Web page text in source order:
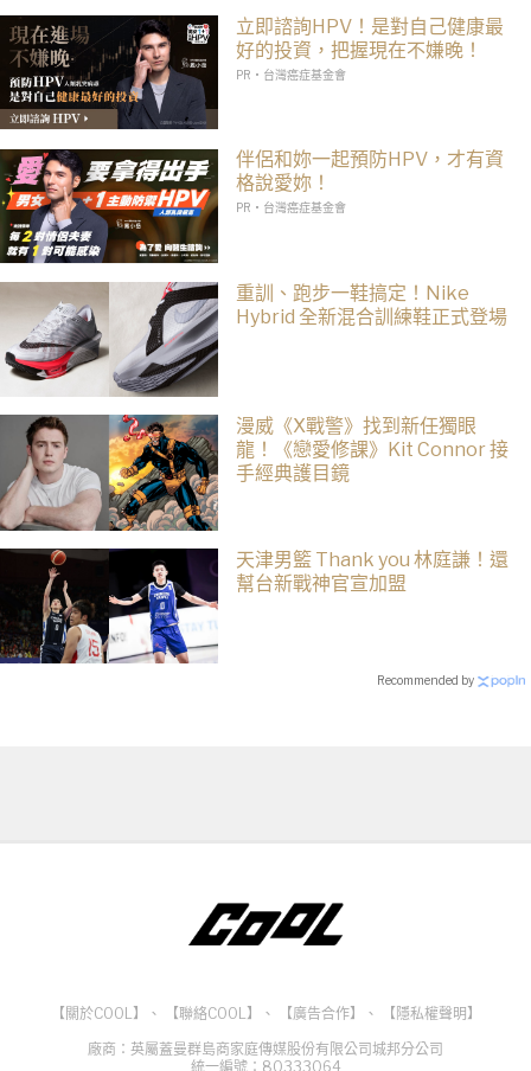
立即諮詢HPV！是對自己健康最
好的投資，把握現在不嫌晚！
PR・台灣癌症基金會
伴侶和妳一起預防HPV，才有資
格說愛妳！
PR・台灣癌症基金會
重訓、跑步一鞋搞定！Nike
Hybrid 全新混合訓練鞋正式登場
漫威《X戰警》找到新任獨眼
龍！《戀愛修課》Kit Connor 接
手經典護目鏡
天津男籃 Thank you 林庭謙！還
幫台新戰神官宣加盟
Recommended by
【關於COOL】 、 【聯絡COOL】 、 【廣告合作】 、
【隱私權聲明】
廠商：英屬蓋曼群島商家庭傳媒股份有限公司城邦分公司
統一編號：80333064